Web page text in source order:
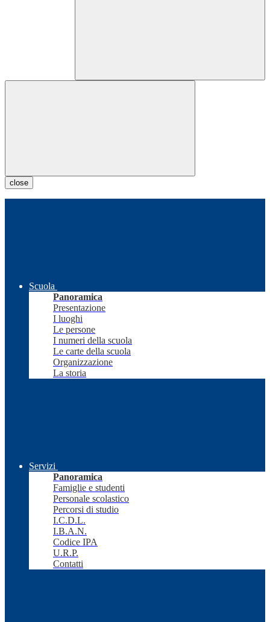
close
Scuola
Panoramica
Presentazione
I luoghi
Le persone
I numeri della scuola
Le carte della scuola
Organizzazione
La storia
Servizi
Panoramica
Famiglie e studenti
Personale scolastico
Percorsi di studio
I.C.D.L.
I.B.A.N.
Codice IPA
U.R.P.
Contatti